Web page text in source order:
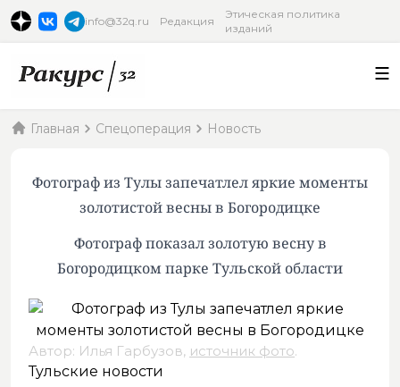
info@32q.ru Редакция
Этическая политика
изданий
Главная Спецоперация Новость
Фотограф из Тулы запечатлел яркие моменты
золотистой весны в Богородицке
Фотограф показал золотую весну в
Богородицком парке Тульской области
Автор: Илья Гарбузов, источник фото.
Тульские новости